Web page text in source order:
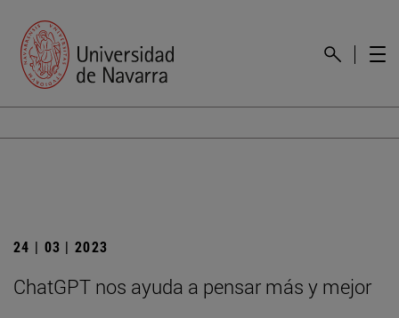
24 | 03 | 2023
ChatGPT nos ayuda a pensar más y mejor